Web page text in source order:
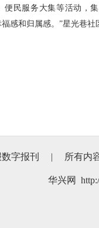
便民服务大集等活动，
感和归属感。”星光巷社
字报刊 | 所有内
华兴网